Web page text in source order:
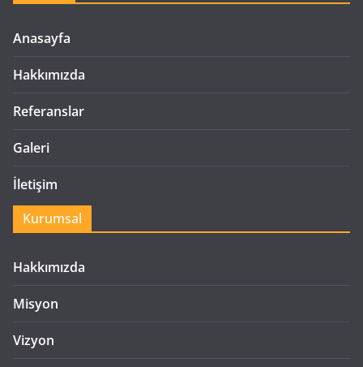
Anasayfa
Hakkımızda
Referanslar
Galeri
İletişim
Kurumsal
Hakkımızda
Misyon
Vizyon